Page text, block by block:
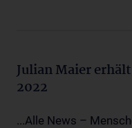
Julian Maier
2022
...Alle News –